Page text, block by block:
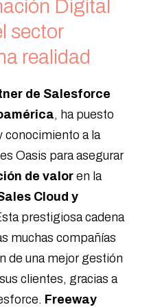
Digital
sector
realidad
de Salesforce
, ha puesto
conocimiento a la
Oasis para asegurar
de valoren la
Cloud y
prestigiosa cadena
muchas compañías
de una mejor gestión
clientes, gracias a
Freeway